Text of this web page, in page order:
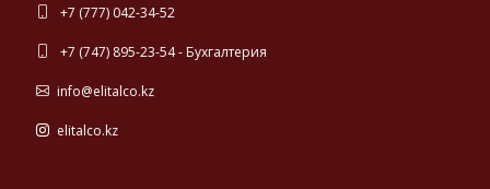
+7 (777) 042-34-52
+7 (747) 895-23-54 - Бухгалтерия
info@elitalco.kz
elitalco.kz